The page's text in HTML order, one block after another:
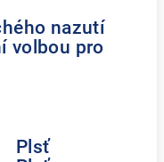
nazutí
volbou pro
Plsť